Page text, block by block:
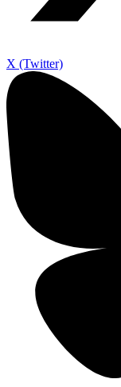
X (Twitter)